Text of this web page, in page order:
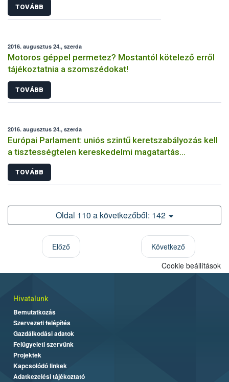
TOVÁBB
2016. augusztus 24., szerda
Motoros géppel permetez? Mostantól kötelező erről
tájékoztatnia a szomszédokat!
TOVÁBB
2016. augusztus 24., szerda
Európai Parlament: uniós szintű keretszabályozás kell
a tisztességtelen kereskedelmi magatartás
visszaszorításához
TOVÁBB
Oldal 110 a következőből: 142
Előző
Következő
Cookie beállítások
Hivatalunk
Bemutatkozás
Szervezeti felépítés
Gazdálkodási adatok
Felügyeleti szervünk
Projektek
Kapcsolódó linkek
Adatkezelési tájékoztató